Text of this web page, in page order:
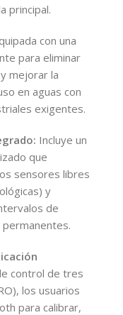
principal.
con una
para eliminar
mejorar la
en aguas con
exigentes.
Incluye un
que
sensores libres
y
de
control de tres
los usuarios
para calibrar,